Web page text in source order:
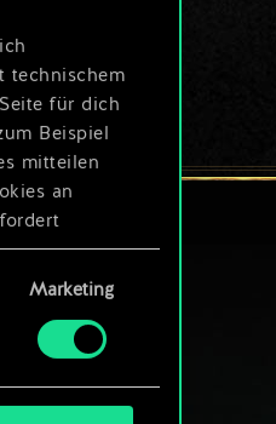
technischem
für dich
Beispiel
mitteilen
an
rund
Marketing